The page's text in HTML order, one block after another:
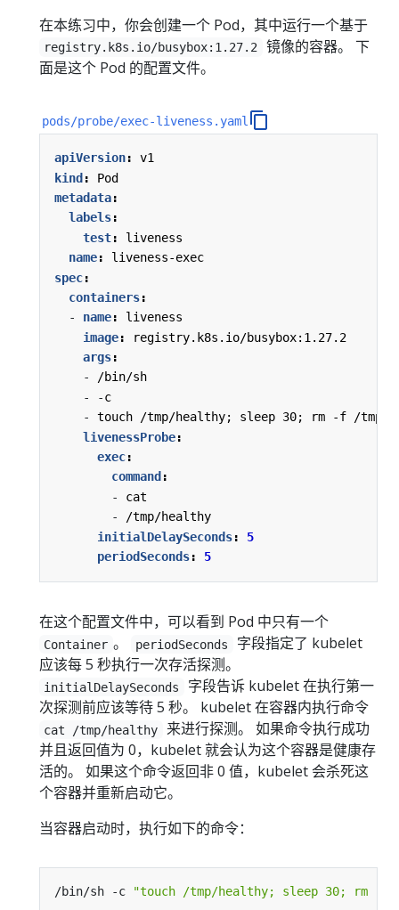
在本练习中，你会创建一个 Pod，其中运行一个基于
registry.k8s.io/busybox:1.27.2
镜像的容器。 下
面是这个 Pod 的配置文件。
pods/probe/exec-liveness.yaml
apiVersion:
v1
kind:
Pod
metadata:
labels:
test:
liveness
name:
liveness-exec
spec:
containers:
- name:
liveness
image:
registry.k8s.io/busybox:1.27.2
args:
- /bin/sh
- -c
- touch /tmp/healthy; sleep 30; rm -f /tmp/
livenessProbe:
exec:
command :
- cat
- /tmp/healthy
initialDelaySeconds:
5
periodSeconds: 5
在这个配置文件中，可以看到 Pod 中只有一个
Container 。 periodSeconds
字段指定了 kubelet
应该每 5 秒执行一次存活探测。
initialDelaySeconds
字段告诉 kubelet 在执行第一
次探测前应该等待 5 秒。 kubelet 在容器内执行命令
cat /tmp/healthy
来进行探测。 如果命令执行成功
并且返回值为 0，kubelet 就会认为这个容器是健康存
活的。 如果这个命令返回非 0 值，kubelet 会杀死这
个容器并重新启动它。
当容器启动时，执行如下的命令：
/bin/sh -c "touch /tmp/healthy; sleep 30; rm -f